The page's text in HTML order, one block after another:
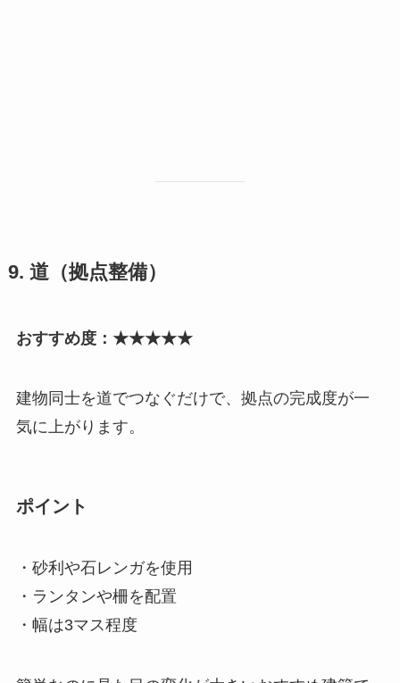
9. 道（拠点整備）
おすすめ度：★★★★★
建物同士を道でつなぐだけで、拠点の完成度が一
気に上がります。
ポイント
・砂利や石レンガを使用
・ランタンや柵を配置
・幅は3マス程度